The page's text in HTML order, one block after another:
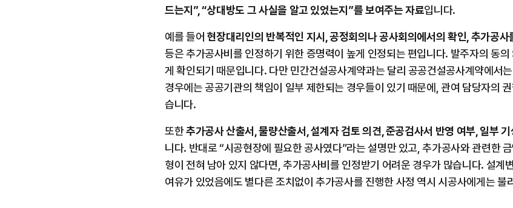
드는지”, “상대방도 그 사실을 알고 있었는지”를 보여주는 자료입니다.
예를 들어 현장대리인의 반복적인 지시, 공정회의나 공사회의에서의 확인, 추가공
등은 추가공사비를 인정하기 위한 증명력이 높게 인정되는 편입니다. 발주자의 동
게 확인되기 때문입니다. 다만 민간건설공사계약과는 달리 공공건설공사계약에서
경우에는 공공기관의 책임이 일부 제한되는 경우들이 있기 때문에, 관여 담당자의
습니다.
또한 추가공사 산출서, 물량산출서, 설계자 검토 의견, 준공검사서 반영 여부, 일부
니다. 반대로 “시공현장에 필요한 공사였다”라는 설명만 있고, 추가공사와 관련한 금
형이 전혀 남아 있지 않다면, 추가공사비를 인정받기 어려운 경우가 많습니다. 설계
여유가 있었음에도 별다른 조치없이 추가공사를 진행한 사정 역시 시공사에게는 불